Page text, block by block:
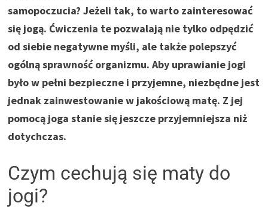
samopoczucia? Jeżeli tak, to warto zainteresować
się jogą. Ćwiczenia te pozwalają nie tylko odpędzić
od siebie negatywne myśli, ale także polepszyć
ogólną sprawność organizmu. Aby uprawianie jogi
było w pełni bezpieczne i przyjemne, niezbędne jest
jednak zainwestowanie w jakościową matę. Z jej
pomocą joga stanie się jeszcze przyjemniejsza niż
dotychczas.
Czym cechują się maty do
jogi?